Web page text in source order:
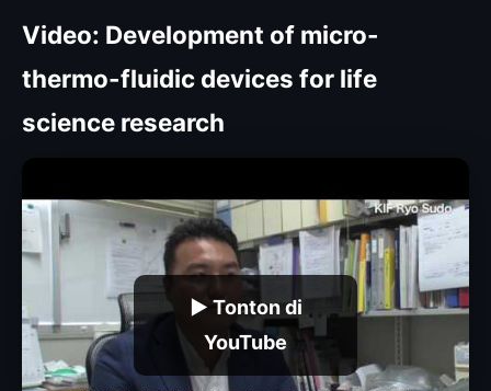
Video: Development of micro-
thermo-fluidic devices for life
science research
▶ Tonton di
YouTube